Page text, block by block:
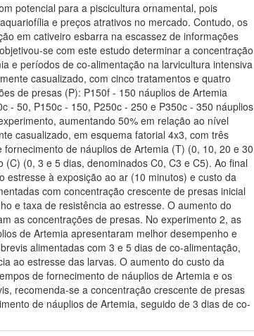
potencial para a piscicultura ornamental, pois
e preços atrativos no mercado. Contudo, os
em cativeiro esbarra na escassez de informações
se com este estudo determinar a concentração
e períodos de co-alimentação na larvicultura intensiva
casualizado, com cinco tratamentos e quatro
de presas (P): P150f - 150 náuplios de Artemia
- 50, P150c - 150, P250c - 250 e P350c - 350 náuplios
aumentando 50% em relação ao nível
casualizado, em esquema fatorial 4x3, com três
de náuplios de Artemia (T) (0, 10, 20 e 30
(0, 3 e 5 dias, denominados C0, C3 e C5). Ao final
estresse à exposição ao ar (10 minutos) e custo da
com concentração crescente de presas inicial
e taxa de resistência ao estresse. O aumento do
as concentrações de presas. No experimento 2, as
de Artemia apresentaram melhor desempenho e
alimentadas com 3 e 5 dias de co-alimentação,
ao estresse das larvas. O aumento do custo da
de fornecimento de náuplios de Artemia e os
recomenda-se a concentração crescente de presas
de náuplios de Artemia, seguido de 3 dias de co-